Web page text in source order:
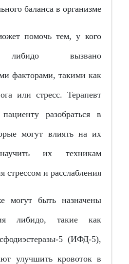
баланса в организме.
помочь тем, у кого
либидо вызвано
факторами, такими как
или стресс. Терапевт
разобраться в
могут влиять на их
их техникам
стрессом и расслабления.
могут быть назначены
либидо, такие как
5 (ИФД-5),
улучшить кровоток в